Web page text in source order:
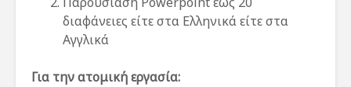
διαφάνειες είτε στα Ελληνικά είτε στα
Αγγλικά
Για την ατομική εργασία: